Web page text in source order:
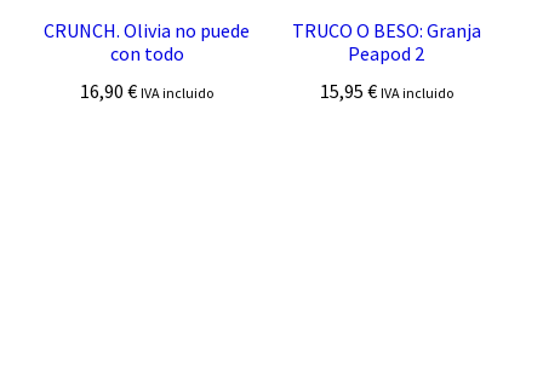
CRUNCH. Olivia no puede
con todo
16,90€ IVA incluido
TRUCO O BESO: Granja
Peapod 2
15,95 € IVA incluido